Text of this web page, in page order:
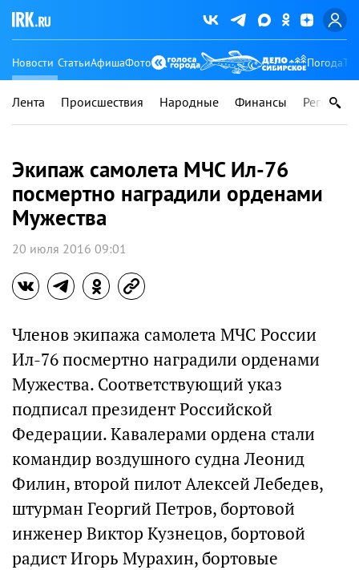
Новости СтатьиАфишаФото Погода
Лента Происшествия Народные Финансы Регионы
Экипаж самолета МЧС Ил-76
посмертно наградили орденами
Мужества
20 июля 2016 09:01
Членов экипажа самолета МЧС России
Ил-76 посмертно наградили орденами
Мужества. Соответствующий указ
подписал президент Российской
Федерации. Кавалерами ордена стали
командир воздушного судна Леонид
Филин, второй пилот Алексей Лебедев,
штурман Георгий Петров, бортовой
инженер Виктор Кузнецов, бортовой
радист Игорь Мурахин, бортовые